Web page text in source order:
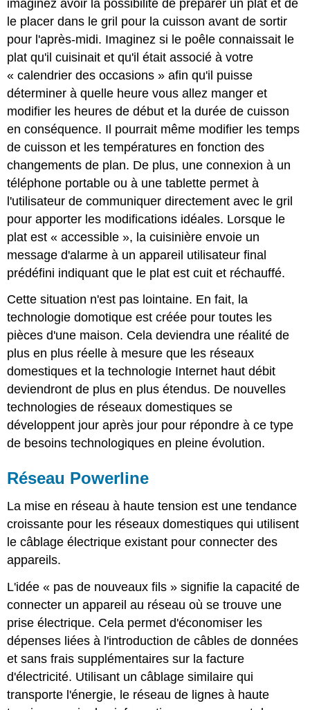
imaginez avoir la possibilité de préparer un plat et de
le placer dans le gril pour la cuisson avant de sortir
pour l'après-midi. Imaginez si le poêle connaissait le
plat qu'il cuisinait et qu'il était associé à votre
« calendrier des occasions » afin qu'il puisse
déterminer à quelle heure vous allez manger et
modifier les heures de début et la durée de cuisson
en conséquence. Il pourrait même modifier les temps
de cuisson et les températures en fonction des
changements de plan. De plus, une connexion à un
téléphone portable ou à une tablette permet à
l'utilisateur de communiquer directement avec le gril
pour apporter les modifications idéales. Lorsque le
plat est « accessible », la cuisinière envoie un
message d'alarme à un appareil utilisateur final
prédéfini indiquant que le plat est cuit et réchauffé.
Cette situation n'est pas lointaine. En fait, la
technologie domotique est créée pour toutes les
pièces d'une maison. Cela deviendra une réalité de
plus en plus réelle à mesure que les réseaux
domestiques et la technologie Internet haut débit
deviendront de plus en plus étendus. De nouvelles
technologies de réseaux domestiques se
développent jour après jour pour répondre à ce type
de besoins technologiques en pleine évolution.
Réseau Powerline
La mise en réseau à haute tension est une tendance
croissante pour les réseaux domestiques qui utilisent
le câblage électrique existant pour connecter des
appareils.
L'idée « pas de nouveaux fils » signifie la capacité de
connecter un appareil au réseau où se trouve une
prise électrique. Cela permet d'économiser les
dépenses liées à l'introduction de câbles de données
et sans frais supplémentaires sur la facture
d'électricité. Utilisant un câblage similaire qui
transporte l'énergie, le réseau de lignes à haute